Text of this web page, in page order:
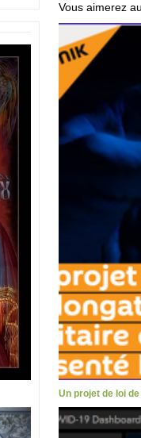
Vous aimerez
Un projet de loi